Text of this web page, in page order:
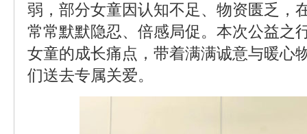
弱，部分女童因认知不足、物资匮乏，
常常默默隐忍、倍感局促。本次公益之
女童的成长痛点，带着满满诚意与暖心
们送去专属关爱。